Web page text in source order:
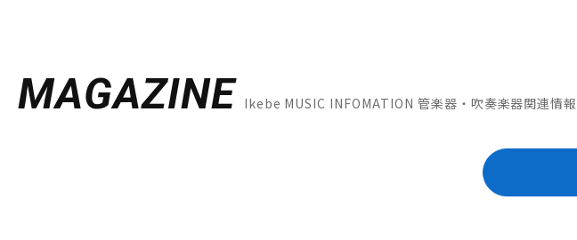
MAGAZINE Ikebe MUSIC INFOMATION 管楽器・吹奏楽器関連情報